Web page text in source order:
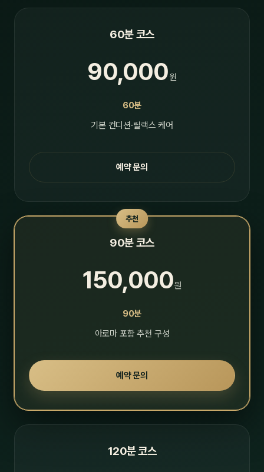
60분 코스
90,000원
60분
기본 컨디션·릴랙스 케어
예약 문의
추천
90분 코스
150,000원
90분
아로마 포함 추천 구성
예약 문의
120분 코스